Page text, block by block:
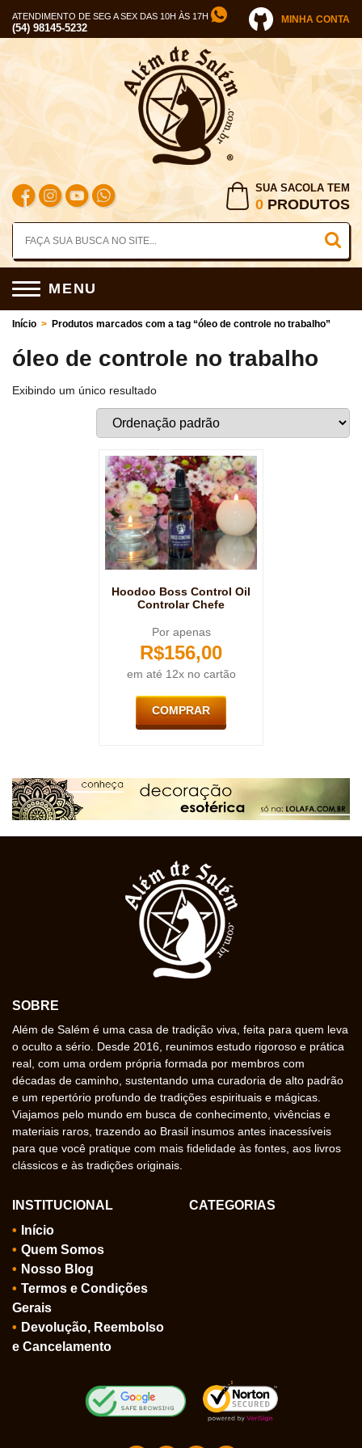
ATENDIMENTO DE SEG A SEX DAS 10H ÀS 17H
(54) 98145-5232
MINHA CONTA
SUA SACOLA TEM
0 PRODUTOS
MENU
Início > Produtos marcados com a tag “óleo de controle no trabalho”
óleo de controle no trabalho
Exibindo um único resultado
Hoodoo Boss Control Oil
Controlar Chefe
Por apenas
R$156,00
em até 12x no cartão
COMPRAR
SOBRE
Além de Salém é uma casa de tradição viva, feita para quem leva
o oculto a sério. Desde 2016, reunimos estudo rigoroso e prática
real, com uma ordem própria formada por membros com
décadas de caminho, sustentando uma curadoria de alto padrão
e um repertório profundo de tradições espirituais e mágicas.
Viajamos pelo mundo em busca de conhecimento, vivências e
materiais raros, trazendo ao Brasil insumos antes inacessíveis
para que você pratique com mais fidelidade às fontes, aos livros
clássicos e às tradições originais.
INSTITUCIONAL
Início
Quem Somos
Nosso Blog
Termos e Condições
Gerais
Devolução, Reembolso
e Cancelamento
CATEGORIAS